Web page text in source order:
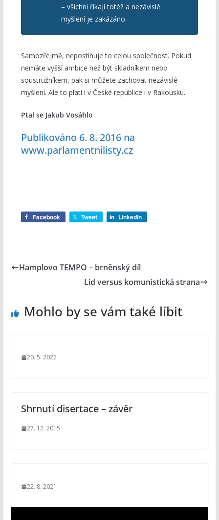
– všichni říkají totéž a nezávislé
myšlení je zakázáno.
Samozřejmě, nepostihuje to celou společnost. Pokud
nemáte vyšší ambice než být skladníkem nebo
soustružníkem, pak si můžete zachovat nezávislé
myšlení. Ale to platí i v České republice i v Rakousku.
Ptal se Jakub Vosáhlo
Publikováno 6. 8. 2016 na
www.parlamentnilisty.cz
Facebook Tweet LinkedIn
Hamplovo TEMPO – brněnský díl
Lid versus komunistická strana
Mohlo by se vám také líbit
20. 5. 2022
Shrnutí disertace – závěr
27. 12. 2015
22. 8. 2021